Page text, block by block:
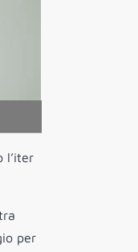
l’iter
per